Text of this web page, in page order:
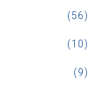
(56)
(10)
(9)